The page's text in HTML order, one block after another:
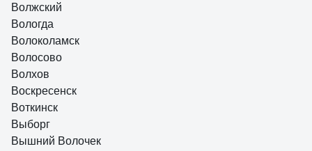
Волжский
Вологда
Волоколамск
Волосово
Волхов
Воскресенск
Воткинск
Выборг
Вышний Волочек